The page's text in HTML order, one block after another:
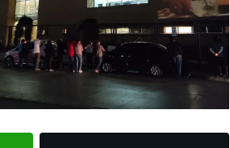
Ruth González destaca impacto del
nuevo paso a desnivel en la
movilidad estatal
Juan Manuel Navarro alista
segundo informe en Soledad y